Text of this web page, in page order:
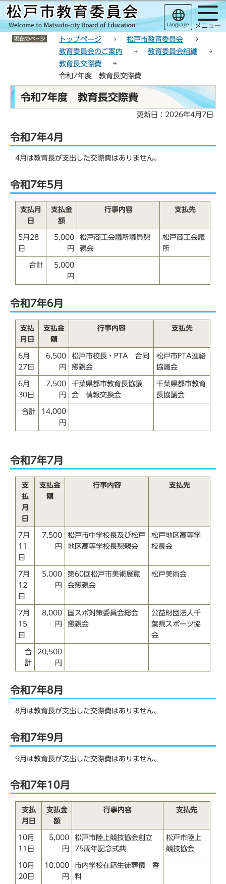
こ
の
サ
イ
このページの本文へ移動
Language メニュー
サイトメニューここまで
トップページ
松戸市教育委員会
教育委員会のご案内
教育委員会組織
教育長交際費
令和7年度 教育長交際費
本
か
ら
令和7年度 教育長交際費
更新日：2026年4月7日
令和7年4月
4月は教育長が支出した交際費はありません。
令和7年5月
支払月
日
支払金
額
行事内容 支払先
5月28
日
5,000
円
松戸商工会議所議員懇
親会
松戸商工会議
所
合計
5,000
円
令和7年6月
支払
月日
支払金
額
行事内容 支払先
6月
27日
6,500
円
松戸市校長・PTA 合同
懇親会
松戸市PTA連絡
協議会
6月
30日
7,500
円
千葉県都市教育長協議
会 情報交換会
千葉県都市教育
長協議会
合計
14,000
円
令和7年7月
支
払
月
日
支払金
額
行事内容 支払先
7月
11
日
7,500
円
松戸市中学校長及び松戸
地区高等学校長懇親会
松戸地区高等学
校長会
7月
12
日
5,000
円
第60回松戸市美術展覧
会懇親会
松戸美術会
7月
15
日
8,000
円
国スポ対策委員会総会
懇親会
公益財団法人千
葉県スポーツ協
会
合
計
20,500
円
令和7年8月
8月は教育長が支出した交際費はありません。
令和7年9月
9月は教育長が支出した交際費はありません。
令和7年10月
支払
月日
支払金
額
行事内容 支払先
10月
11日
5,000
円
松戸市陸上競技協会創立
75周年記念式典
松戸市陸上
競技協会
10月
20日
10,000
円
市内学校在籍生徒葬儀 香
料